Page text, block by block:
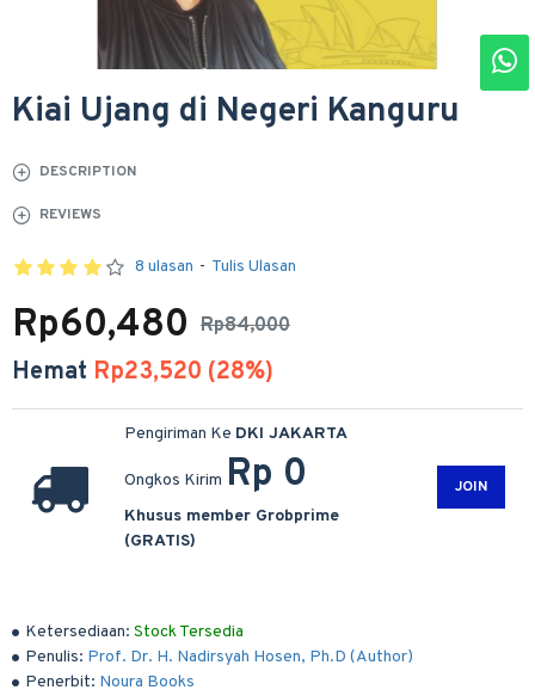
Kiai Ujang di Negeri Kanguru
DESCRIPTION
REVIEWS
Ketersediaan: Stock Tersedia
Penulis: Prof. Dr. H. Nadirsyah Hosen, Ph.D (Author)
Penerbit: Noura Books
8 ulasan - Tulis Ulasan
Rp84,000
Rp60,480
Hemat Rp23,520 (28%)
Pengiriman Ke DKI JAKARTA
Ongkos Kirim Rp 0
Khusus member Grobprime
(GRATIS)
JOIN